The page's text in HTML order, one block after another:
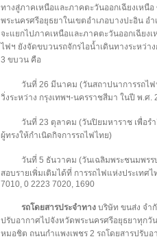
ทางสู่ภาคเหนือและภาคตะวันออกเฉียงเหนื
พระนครศรีอยุธยาในเขตอำเภอบางปะอิน อ
จะแยกไปภาคเหนือและภาคตะวันออกเฉีย
ไฟฯ ยังจัดขบวนรถจักรไอน้ำเดินทางระหว่า
3 ขบวน คือ
วันที่ 26 มีนาคม (วันสถาปนาการรถไฟ
วิ่งระหว่าง กรุงเทพฯ-นครราชสีมา ในปี พ.ศ.
วันที่ 23 ตุลาคม (วันปิยมหาราช เพื่อร
ผู้ทรงให้กำเนิดกิจการรถไฟไทย)
วันที่ 5 ธันวาคม (วันเฉลิมพระชนมพร
สอบรายเพิ่มเติมได้ที่ การรถไฟแห่งประเทศ
7010, 0 2223 7020, 1690
รถโดยสารประจำทาง บริษัท ขนส่ง จำ
ปรับอากาศไปจังหวัดพระนครศรีอยุธยาทุกวั
หมอชิต ถนนกำแพงเพชร 2 รถโดยสารปรับอ